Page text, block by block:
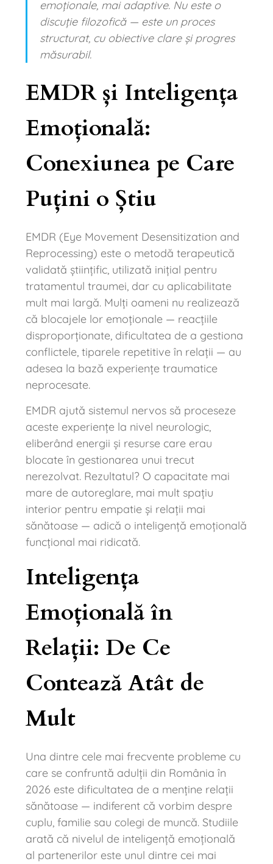
emoționale, mai adaptive. Nu este o
discuție filozofică — este un proces
structurat, cu obiective clare și progres
măsurabil.
EMDR și Inteligența
Emoțională:
Conexiunea pe Care
Puțini o Știu
EMDR (Eye Movement Desensitization and
Reprocessing) este o metodă terapeutică
validată științific, utilizată inițial pentru
tratamentul traumei, dar cu aplicabilitate
mult mai largă. Mulți oameni nu realizează
că blocajele lor emoționale — reacțiile
disproporționate, dificultatea de a gestiona
conflictele, tiparele repetitive în relații — au
adesea la bază experiențe traumatice
neprocesate.
EMDR ajută sistemul nervos să proceseze
aceste experiențe la nivel neurologic,
eliberând energii și resurse care erau
blocate în gestionarea unui trecut
nerezolvat. Rezultatul? O capacitate mai
mare de autoreglare, mai mult spațiu
interior pentru empatie și relații mai
sănătoase — adică o inteligență emoțională
funcțional mai ridicată.
Inteligența
Emoțională în
Relații: De Ce
Contează Atât de
Mult
Una dintre cele mai frecvente probleme cu
care se confruntă adulții din România în
2026 este dificultatea de a menține relații
sănătoase — indiferent că vorbim despre
cuplu, familie sau colegi de muncă. Studiile
arată că nivelul de inteligență emoțională
al partenerilor este unul dintre cei mai